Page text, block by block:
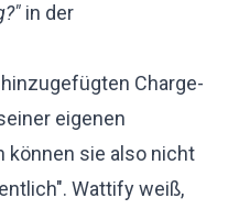
in der
Charge-
eigenen
können sie also nicht
Wattify weiß,